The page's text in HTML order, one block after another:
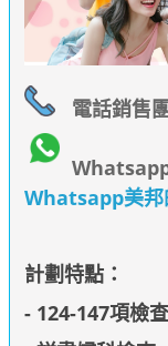
電話銷售
Whatsapp美邦
計劃特點：
- 124-147項檢查